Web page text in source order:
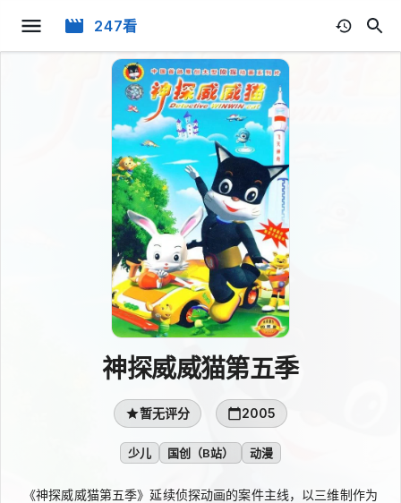
247看
神探威威猫第五季
暂无评分 2005
少儿 国创（B站） 动漫
《神探威威猫第五季》延续侦探动画的案件主线，以三维制作为